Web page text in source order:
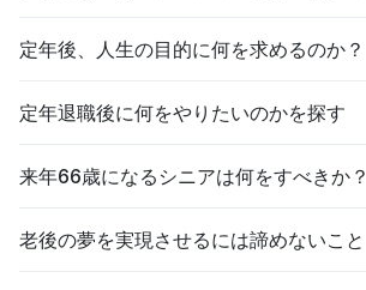
定年後、人生の目的に何を求めるのか？
定年退職後に何をやりたいのかを探す
来年66歳になるシニアは何をすべきか？
老後の夢を実現させるには諦めないこと